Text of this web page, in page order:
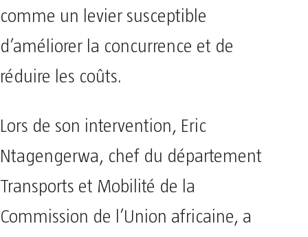
comme un levier susceptible
d’améliorer la concurrence et de
réduire les coûts.
Lors de son intervention, Eric
Ntagengerwa, chef du département
Transports et Mobilité de la
Commission de l’Union africaine, a